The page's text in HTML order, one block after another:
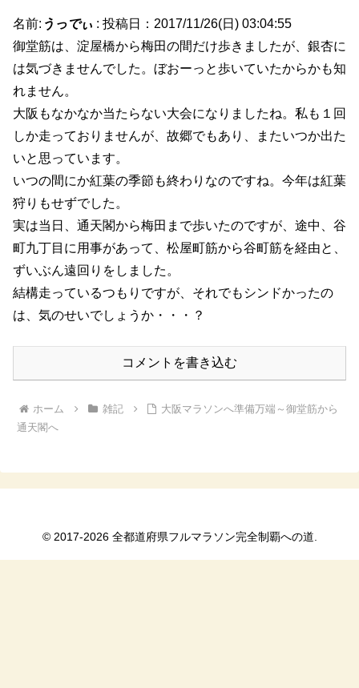
名前: うっでぃ : 投稿日：2017/11/26(日) 03:04:55
御堂筋は、淀屋橋から梅田の間だけ歩きましたが、銀杏に
は気づきませんでした。ぼおーっと歩いていたからかも知
れません。
大阪もなかなか当たらない大会になりましたね。私も１回
しか走っておりませんが、故郷でもあり、またいつか出た
いと思っています。
いつの間にか紅葉の季節も終わりなのですね。今年は紅葉
狩りもせずでした。
実は当日、通天閣から梅田まで歩いたのですが、途中、谷
町九丁目に用事があって、松屋町筋から谷町筋を経由と、
ずいぶん遠回りをしました。
結構走っているつもりですが、それでもシンドかったの
は、気のせいでしょうか・・・？
コメントを書き込む
ホーム 雑記
大阪マラソンへ準備万端～御堂筋から
通天閣へ
© 2017-2026 全都道府県フルマラソン完全制覇への道.